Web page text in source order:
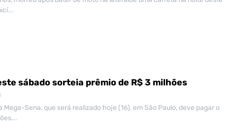
sábado sorteia prêmio de R$ 3 milhões
Mega-Sena, que será realizado hoje (16), em São Paulo, deve pagar o